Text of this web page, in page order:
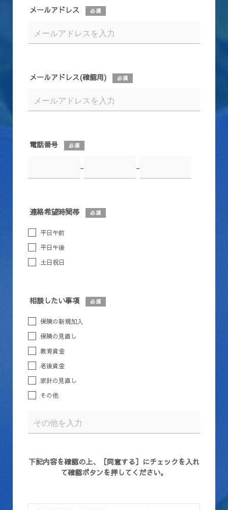
メールアドレス 必須
メールアドレス(確認用) 必須
電話番号 必須
- -
連絡希望時間帯 必須
平日午前
平日午後
土日祝日
相談したい事項 必須
保険の新規加入
保険の見直し
教育資金
老後資金
家計の見直し
その他
下記内容を確認の上、［同意する］にチェックを入れ
て確認ボタンを押してください。